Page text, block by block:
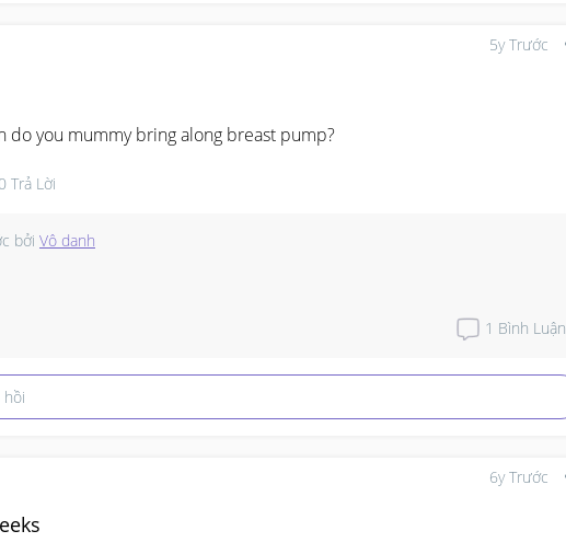
5y Trước
do you mummy bring along breast pump?
Trả Lời
bởi Vô danh
1 Bình Luận
hồi
6y Trước